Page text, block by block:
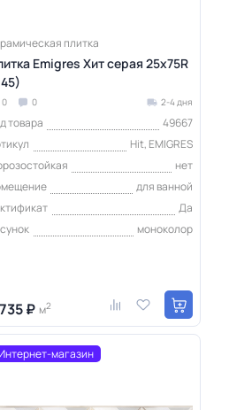
плитка
Emigres Хит серая 25x75R
0 0 2-4 дня
товара
49667
Hit, EMIGRES
нет
для ванной
Да
моноколор
₽ м2
магазин